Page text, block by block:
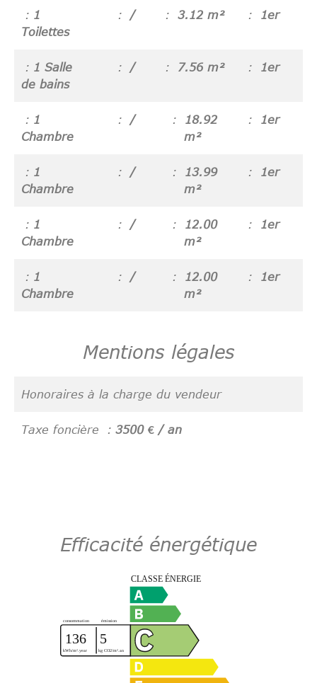
1
Toilettes
/ 3.12 m² 1er
1 Salle
de bains
/ 7.56 m² 1er
1
Chambre
/
18.92
m²
1er
1
Chambre
/
13.99
m²
1er
1
Chambre
/
12.00
m²
1er
1
Chambre
/
12.00
m²
1er
Mentions légales
Honoraires à la charge du vendeur
Taxe foncière 3500 € / an
Efficacité énergétique